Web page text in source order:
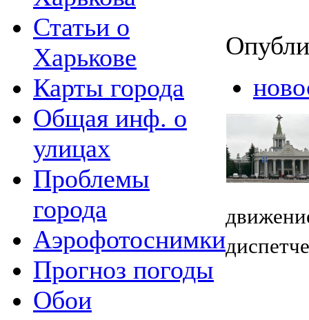
Статьи о
Харькове
Карты города
Общая инф. о
улицах
Проблемы
города
Аэрофотоснимки
Прогноз погоды
Обои